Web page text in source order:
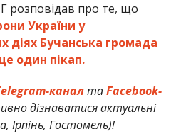
розповідав про те, що
України у
діях Бучанська громада
один пікап.
канал таFacebook-
дізнаватися актуальні
Ірпінь, Гостомель)!